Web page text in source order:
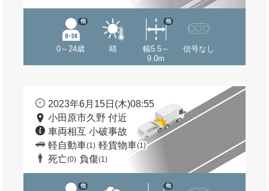
0～24歳
他
晴
幅5.5～
9.0m
他
信号なし
2023年6月15日(木)08:55
小田原市久野 付近
車両相互 小破事故
軽自動車(1) 軽貨物車(1)
死亡(0) 負傷(1)
他 他